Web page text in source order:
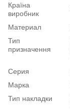
Країна
виробник
Материал
Тип
призначення
Серия
Марка
Тип накладки